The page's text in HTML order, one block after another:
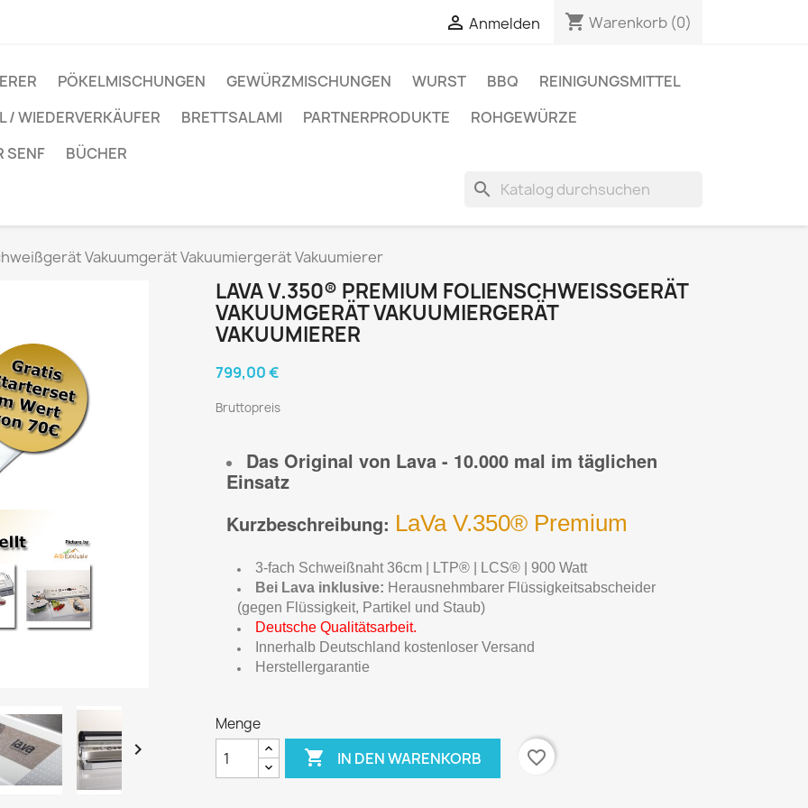
 Anmelden shopping_cart Warenkorb (0)
PÖKELMISCHUNGEN GEWÜRZMISCHUNGEN WURST BBQ
REINIGUNGSMITTEL
/ WIEDERVERKÄUFER
BRETTSALAMI PARTNERPRODUKTE
ROHGEWÜRZE
SENF
BÜCHER
search
Vakuumgerät Vakuumiergerät Vakuumierer

LAVA V.350® PREMIUM FOLIENSCHWEISSGERÄT V
AKUUMGERÄT VAKUUMIERGERÄT V
AKUUMIERER
799,00 €
Bruttopreis
Das Original von Lava - 10.000 mal im täglichen
Einsatz
Kurzbeschreibung: LaVa V.350® Premium
3-fach Schweißnaht 36cm | LTP® | LCS® | 900 Watt
Bei Lava inklusive: Herausnehmbarer Flüssigkeitsabscheider
(gegen Flüssigkeit, Partikel und Staub)
Deutsche Qualitätsarbeit.
Innerhalb Deutschland kostenloser Versand
Herstellergarantie
Menge
 IN DEN WARENKORB favorite_border